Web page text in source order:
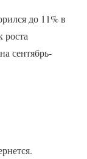
до 11% в
сентябрь-